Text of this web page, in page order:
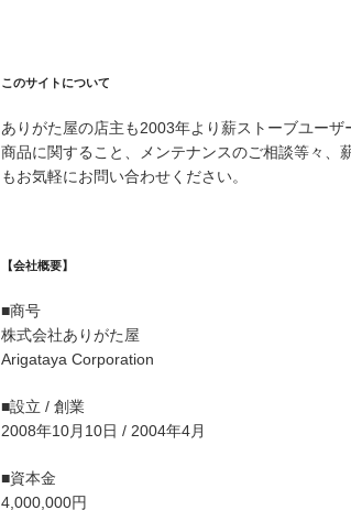
このサイトについて
ありがた屋の店主も2003年より薪ストーブユーザ
商品に関すること、メンテナンスのご相談等々、
もお気軽にお問い合わせください。
【会社概要】
■商号
株式会社ありがた屋
Arigataya Corporation
■設立 / 創業
2008年10月10日 / 2004年4月
■資本金
4,000,000円